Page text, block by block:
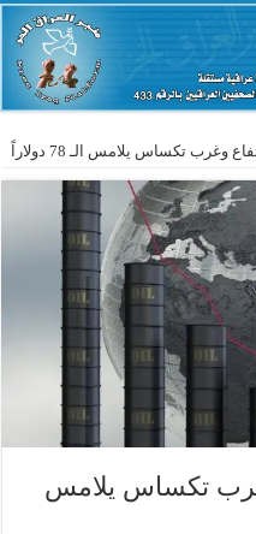
وغرب تكساس يلامس الـ 78 دولاراً
تكساس يلامس